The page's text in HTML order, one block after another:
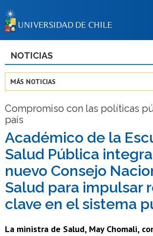
BIBLIOTECAS
Estudiantes
Académicas/os
Funcionarias/os
Egresadas/os
NOTICIAS
MÁS NOTICIAS
Compromiso con las políticas
país
Académico de la
Salud Pública
nuevo Consejo
Salud para impulsar
clave en el sistema
La ministra de Salud, May Chomali,